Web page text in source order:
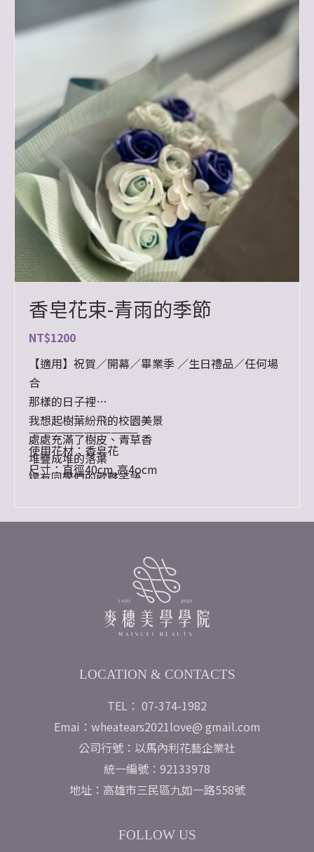
香皂花束-青雨的季節
NT$1200
【適用】祝賀／開幕／畢業季 ／生日禮品／任何場
合
那樣的日子裡
我想起樹葉紛飛的校園美景
處處充滿了樹皮、青草香
堆疊成堆的落葉
還有同學們的歡聲笑語
————————————
使用花材：香皂花
尺寸：直徑40cm,高4ocm
LOCATION & CONTACTS
TEL： 07-374-1982
Emai：wheatears2021love@ gmail.com
公司行號：以馬內利花藝企業社
統一編號：92133978
地址：高雄市三民區九如一路558號
FOLLOW US